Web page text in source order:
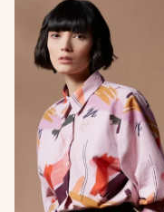
Melow par Mélissa Bolduc